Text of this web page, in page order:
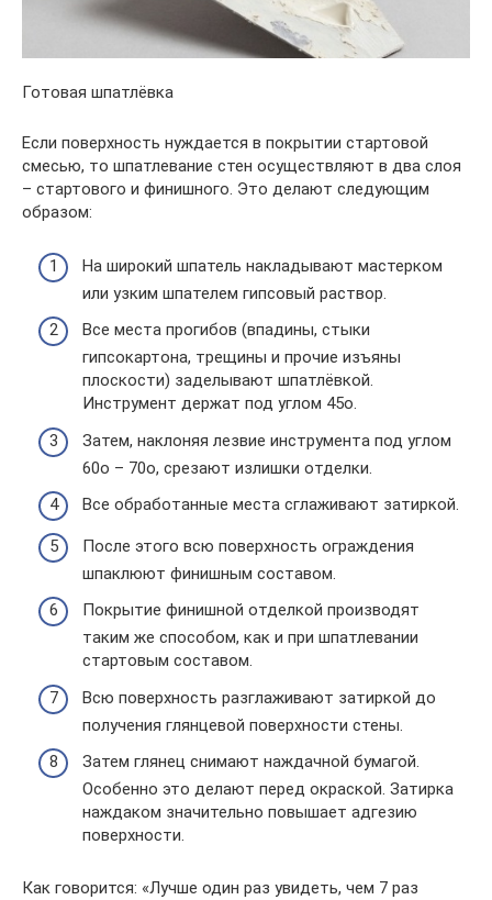
Готовая шпатлёвка
Если поверхность нуждается в покрытии стартовой
смесью, то шпатлевание стен осуществляют в два слоя
– стартового и финишного. Это делают следующим
образом:
На широкий шпатель накладывают мастерком
или узким шпателем гипсовый раствор.
Все места прогибов (впадины, стыки
гипсокартона, трещины и прочие изъяны
плоскости) заделывают шпатлёвкой.
Инструмент держат под углом 45о.
Затем, наклоняя лезвие инструмента под углом
60о – 70о, срезают излишки отделки.
Все обработанные места сглаживают затиркой.
После этого всю поверхность ограждения
шпаклюют финишным составом.
Покрытие финишной отделкой производят
таким же способом, как и при шпатлевании
стартовым составом.
Всю поверхность разглаживают затиркой до
получения глянцевой поверхности стены.
Затем глянец снимают наждачной бумагой.
Особенно это делают перед окраской. Затирка
наждаком значительно повышает адгезию
поверхности.
Как говорится: «Лучше один раз увидеть, чем 7 раз